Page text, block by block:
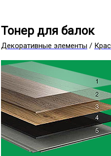
Тонер для балок
Декоративные элементы /